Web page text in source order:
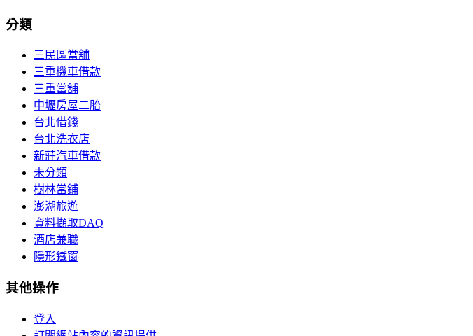
分類
三民區當舖
三重機車借款
三重當舖
中壢房屋二胎
台北借錢
台北洗衣店
新莊汽車借款
未分類
樹林當鋪
澎湖旅遊
資料擷取DAQ
酒店兼職
隱形鐵窗
其他操作
登入